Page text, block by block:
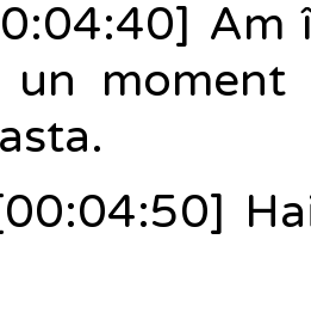
Am
un